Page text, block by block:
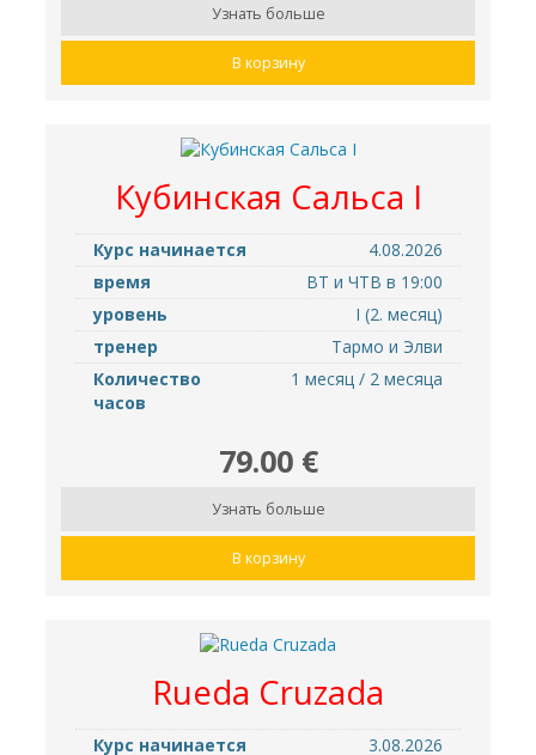
Узнать больше
В корзину
Кубинская Cальса I
Курс начинается
4.08.2026
время
ВТ и ЧТВ в 19:00
уровень
I (2. месяц)
тренер
Тармо и Элви
Количество
часов
1 месяц / 2 месяца
79.00 €
Узнать больше
В корзину
Rueda Cruzada
Курс начинается
3.08.2026